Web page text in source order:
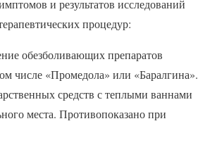
и результатов исследований
процедур:
обезболивающих препаратов
числе «Промедола» или «Баралгина».
средств с теплыми ваннами
места. Противопоказано при